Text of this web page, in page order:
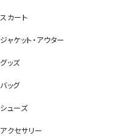
スカート
ジャケット・アウター
グッズ
バッグ
シューズ
アクセサリー